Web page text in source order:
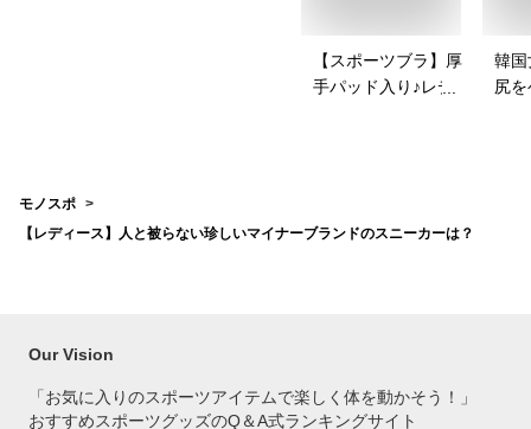
【スポーツブラ】厚
手パッド入り♪レディ
韓国
尻
モノスポ
【レディース】人と被らない珍しいマイナーブランドのスニーカーは？
Our Vision
「お気に入りのスポーツアイテムで楽しく体を動かそう！」
おすすめスポーツグッズのQ＆A式ランキングサイト